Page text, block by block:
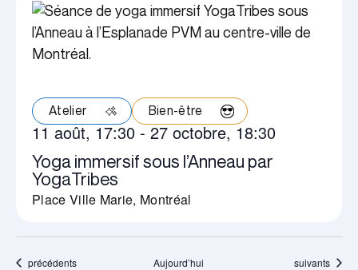
Yoga immersif sous l’Anneau par
YogaTribes
11 août, 17:30 -27 octobre, 18:30
Place Ville Marie, Montréal
Atelier Bien-être
Évènements
précédents Aujourd’hui Évènements
suivants